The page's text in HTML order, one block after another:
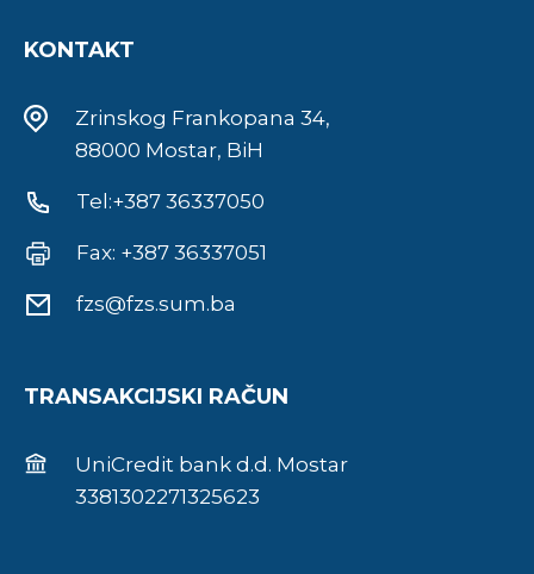
KONTAKT
Zrinskog Frankopana 34,
88000 Mostar, BiH
Tel:+387 36337050
Fax: +387 36337051
fzs@fzs.sum.ba
TRANSAKCIJSKI RAČUN
UniCredit bank d.d. Mostar
3381302271325623